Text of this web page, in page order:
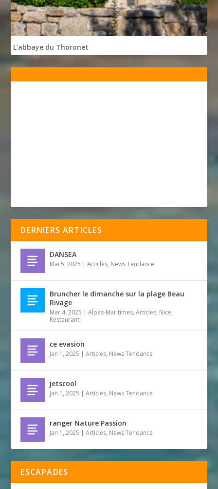
L'abbaye du Thoronet
DERNIERS ARTICLES
DANSEA
Mai 5, 2025 |Articles, News Tendance
Bruncher le dimanche sur la plage Beau
Rivage
Mar 4, 2025 |Alpes-Maritimes,Articles, Nice,
Restaurant
ce evasion
Jan 1, 2025 |Articles, News Tendance
jetscool
Jan 1, 2025 |Articles, News Tendance
ranger Nature Passion
Jan 1, 2025 |Articles, News Tendance
ESCAPADES